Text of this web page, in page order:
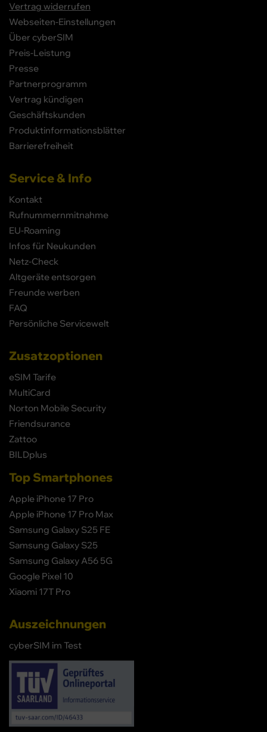
Vertrag widerrufen
Webseiten-Einstellungen
Über cyberSIM
Preis-Leistung
Presse
Partnerprogramm
Vertrag kündigen
Geschäftskunden
Produktinformationsblätter
Barrierefreiheit
Service & Info
Kontakt
Rufnummernmitnahme
EU-Roaming
Infos für Neukunden
Netz-Check
Altgeräte entsorgen
Freunde werben
FAQ
Persönliche Servicewelt
Zusatzoptionen
eSIM Tarife
MultiCard
Norton Mobile Security
Friendsurance
Zattoo
BILDplus
Top Smartphones
Apple iPhone 17 Pro
Apple iPhone 17 Pro Max
Samsung Galaxy S25 FE
Samsung Galaxy S25
Samsung Galaxy A56 5G
Google Pixel 10
Xiaomi 17T Pro
Auszeichnungen
cyberSIM im Test